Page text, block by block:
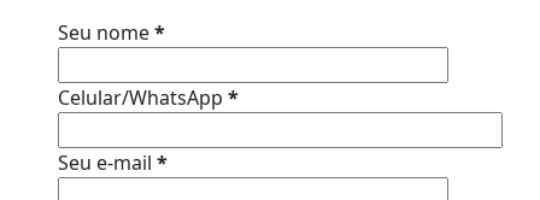
Seu nome*
Celular/WhatsApp *
Seu e-mail *